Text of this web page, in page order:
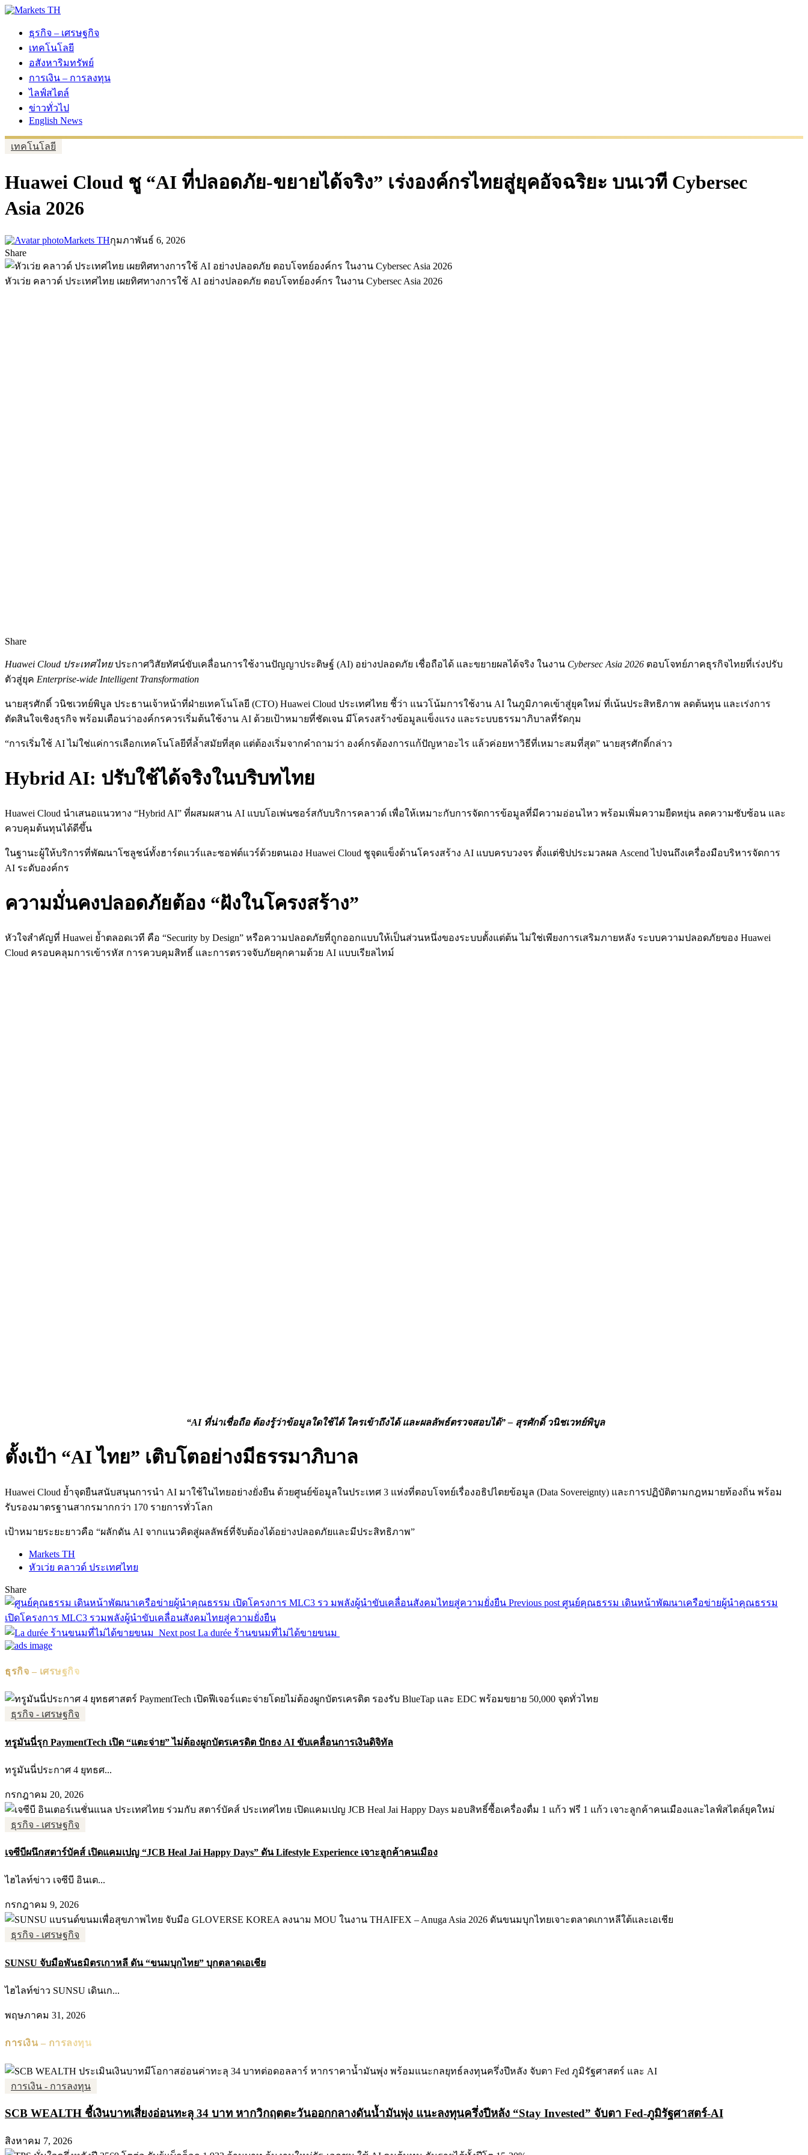
ธุรกิจ – เศรษฐกิจ
เทคโนโลยี
อสังหาริมทรัพย์
การเงิน – การลงทุน
ไลฟ์สไตล์
ข่าวทั่วไป
English News
เทคโนโลยี
Huawei Cloud ชู “AI ที่ปลอดภัย-ขยายได้จริง” เร่งองค์กรไทยสู่ยุคอัจฉริยะ บนเวที Cybersec
Asia 2026
Markets THกุมภาพันธ์ 6, 2026
Share
หัวเว่ย คลาวด์ ประเทศไทย เผยทิศทางการใช้ AI อย่างปลอดภัย ตอบโจทย์องค์กร ในงาน Cybersec Asia 2026
Share
Huawei Cloud ประเทศไทยประกาศวิสัยทัศน์ขับเคลื่อนการใช้งานปัญญาประดิษฐ์ (AI) อย่างปลอดภัย เชื่อถือได้ และขยายผลได้จริง ในงาน Cybersec Asia 2026 ตอบโจทย์ภาคธุรกิจไทยที่เร่งปรับ
ตัวสู่ยุค Enterprise-wide Intelligent Transformation
นายสุรศักดิ์ วนิชเวทย์พิบูล ประธานเจ้าหน้าที่ฝ่ายเทคโนโลยี (CTO) Huawei Cloud ประเทศไทย ชี้ว่า แนวโน้มการใช้งาน AI ในภูมิภาคเข้าสู่ยุคใหม่ ที่เน้นประสิทธิภาพ ลดต้นทุน และเร่งการ
ตัดสินใจเชิงธุรกิจ พร้อมเตือนว่าองค์กรควรเริ่มต้นใช้งาน AI ด้วยเป้าหมายที่ชัดเจน มีโครงสร้างข้อมูลแข็งแรง และระบบธรรมาภิบาลที่รัดกุม
“การเริ่มใช้ AI ไม่ใช่แค่การเลือกเทคโนโลยีที่ล้ำสมัยที่สุด แต่ต้องเริ่มจากคำถามว่า องค์กรต้องการแก้ปัญหาอะไร แล้วค่อยหาวิธีที่เหมาะสมที่สุด” นายสุรศักดิ์กล่าว
Hybrid AI: ปรับใช้ได้จริงในบริบทไทย
Huawei Cloud นำเสนอแนวทาง “Hybrid AI” ที่ผสมผสาน AI แบบโอเพ่นซอร์สกับบริการคลาวด์ เพื่อให้เหมาะกับการจัดการข้อมูลที่มีความอ่อนไหว พร้อมเพิ่มความยืดหยุ่น ลดความซับซ้อน และ
ควบคุมต้นทุนได้ดีขึ้น
ในฐานะผู้ให้บริการที่พัฒนาโซลูชน์ทั้งฮาร์ดแวร์และซอฟต์แวร์ด้วยตนเอง Huawei Cloud ชูจุดแข็งด้านโครงสร้าง AI แบบครบวงจร ตั้งแต่ชิปประมวลผล Ascend ไปจนถึงเครื่องมือบริหารจัดการ
AI ระดับองค์กร
ความมั่นคงปลอดภัยต้อง “ฝังในโครงสร้าง”
หัวใจสำคัญที่ Huawei ย้ำตลอดเวที คือ “Security by Design” หรือความปลอดภัยที่ถูกออกแบบให้เป็นส่วนหนึ่งของระบบตั้งแต่ต้น ไม่ใช่เพียงการเสริมภายหลัง ระบบความปลอดภัยของ Huawei
Cloud ครอบคลุมการเข้ารหัส การควบคุมสิทธิ์ และการตรวจจับภัยคุกคามด้วย AI แบบเรียลไทม์
“AI ที่น่าเชื่อถือ ต้องรู้ว่าข้อมูลใดใช้ได้ ใครเข้าถึงได้ และผลลัพธ์ตรวจสอบได้” – สุรศักดิ์ วนิชเวทย์พิบูล
ตั้งเป้า “AI ไทย” เติบโตอย่างมีธรรมาภิบาล
Huawei Cloud ย้ำจุดยืนสนับสนุนการนำ AI มาใช้ในไทยอย่างยั่งยืน ด้วยศูนย์ข้อมูลในประเทศ 3 แห่งที่ตอบโจทย์เรื่องอธิปไตยข้อมูล (Data Sovereignty) และการปฏิบัติตามกฎหมายท้องถิ่น พร้อม
รับรองมาตรฐานสากรมากกว่า 170 รายการทั่วโลก
เป้าหมายระยะยาวคือ “ผลักดัน AI จากแนวคิดสู่ผลลัพธ์ที่จับต้องได้อย่างปลอดภัยและมีประสิทธิภาพ”
Markets TH
หัวเว่ย คลาวด์ ประเทศไทย
Share
Previous post ศูนย์คุณธรรม เดินหน้าพัฒนาเครือข่ายผู้นำคุณธรรม
เปิดโครงการ MLC3 รวมพลังผู้นำขับเคลื่อนสังคมไทยสู่ความยั่งยืน
Next post La durée ร้านขนมที่ไม่ได้ขายขนม
ธุรกิจ – เศรษฐกิจ
ธุรกิจ - เศรษฐกิจ
ทรูมันนี่รุก PaymentTech เปิด “แตะจ่าย” ไม่ต้องผูกบัตรเครดิต ปักธง AI ขับเคลื่อนการเงินดิจิทัล
ทรูมันนี่ประกาศ 4 ยุทธศ...
กรกฎาคม 20, 2026
ธุรกิจ - เศรษฐกิจ
เจซีบีผนึกสตาร์บัคส์ เปิดแคมเปญ “JCB Heal Jai Happy Days” ดัน Lifestyle Experience เจาะลูกค้าคนเมือง
ไฮไลท์ข่าว เจซีบี อินเต...
กรกฎาคม 9, 2026
ธุรกิจ - เศรษฐกิจ
SUNSU จับมือพันธมิตรเกาหลี ดัน “ขนมบุกไทย” บุกตลาดเอเชีย
ไฮไลท์ข่าว SUNSU เดินเก...
พฤษภาคม 31, 2026
การเงิน – การลงทุน
การเงิน - การลงทุน
SCB WEALTH ชี้เงินบาทเสี่ยงอ่อนทะลุ 34 บาท หากวิกฤตตะวันออกกลางดันน้ำมันพุ่ง แนะลงทุนครึ่งปีหลัง “Stay Invested” จับตา Fed-ภูมิรัฐศาสตร์-AI
สิงหาคม 7, 2026